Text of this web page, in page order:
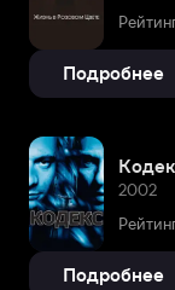
Подробнее
2002
Подробнее